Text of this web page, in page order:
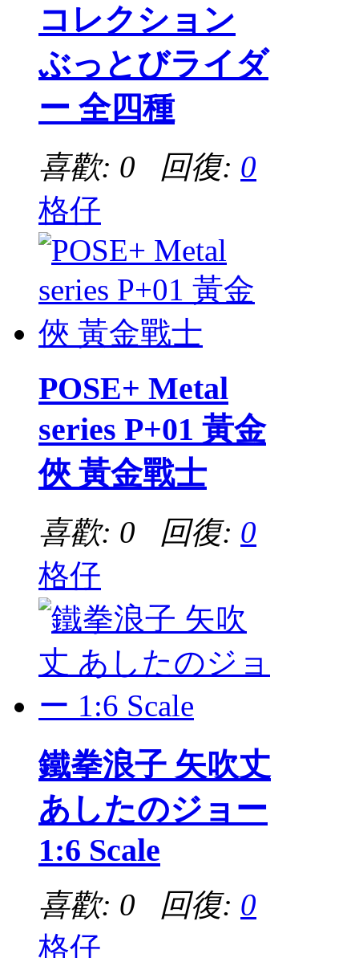
コレクション
ぶっとびライダ
ー 全四種
喜歡: 0 回復: 0
格仔
POSE+ Metal
series P+01 黃金
俠 黃金戰士
喜歡: 0 回復: 0
格仔
鐵拳浪子 矢吹丈
あしたのジョー
1:6 Scale
喜歡: 0 回復: 0
格仔